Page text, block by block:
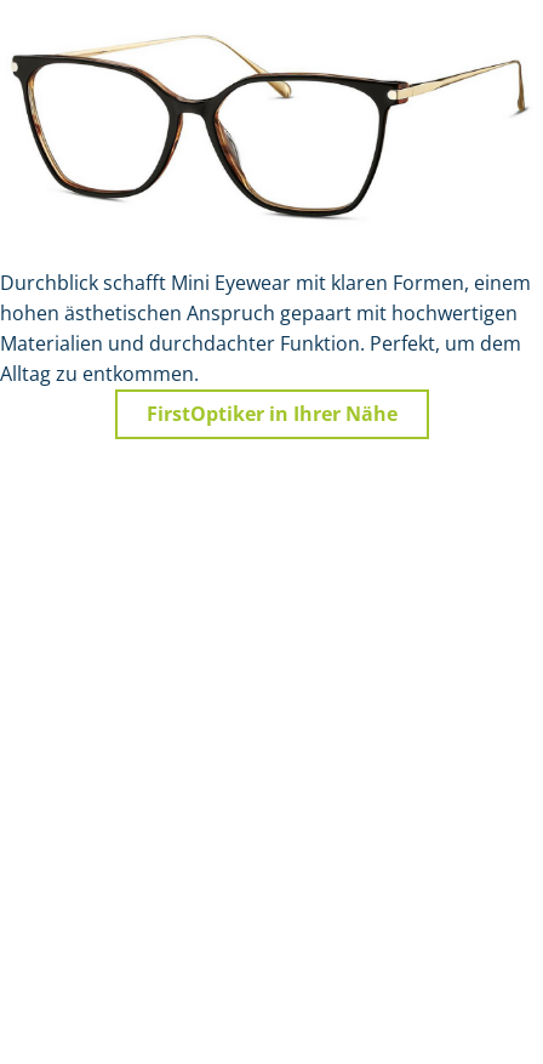
Durchblick schafft Mini Eyewear mit klaren Formen, einem
hohen ästhetischen Anspruch gepaart mit hochwertigen
Materialien und durchdachter Funktion. Perfekt, um dem
Alltag zu entkommen.
FirstOptiker in Ihrer Nähe